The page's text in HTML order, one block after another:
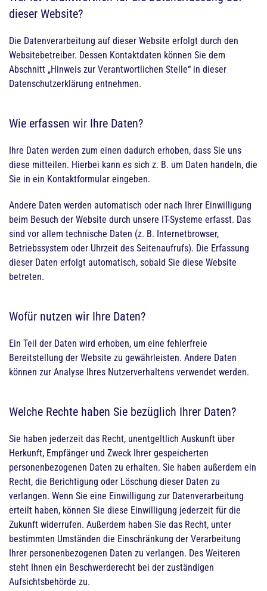
dieser Website?
Die Datenverarbeitung auf dieser Website erfolgt durch den
Websitebetreiber. Dessen Kontaktdaten können Sie dem
Abschnitt „Hinweis zur Verantwortlichen Stelle“ in dieser
Datenschutzerklärung entnehmen.
Wie erfassen wir Ihre Daten?
Ihre Daten werden zum einen dadurch erhoben, dass Sie uns
diese mitteilen. Hierbei kann es sich z. B. um Daten handeln, die
Sie in ein Kontaktformular eingeben.
Andere Daten werden automatisch oder nach Ihrer Einwilligung
beim Besuch der Website durch unsere IT-Systeme erfasst. Das
sind vor allem technische Daten (z. B. Internetbrowser,
Betriebssystem oder Uhrzeit des Seitenaufrufs). Die Erfassung
dieser Daten erfolgt automatisch, sobald Sie diese Website
betreten.
Wofür nutzen wir Ihre Daten?
Ein Teil der Daten wird erhoben, um eine fehlerfreie
Bereitstellung der Website zu gewährleisten. Andere Daten
können zur Analyse Ihres Nutzerverhaltens verwendet werden.
Welche Rechte haben Sie bezüglich Ihrer Daten?
Sie haben jederzeit das Recht, unentgeltlich Auskunft über
Herkunft, Empfänger und Zweck Ihrer gespeicherten
personenbezogenen Daten zu erhalten. Sie haben außerdem ein
Recht, die Berichtigung oder Löschung dieser Daten zu
verlangen. Wenn Sie eine Einwilligung zur Datenverarbeitung
erteilt haben, können Sie diese Einwilligung jederzeit für die
Zukunft widerrufen. Außerdem haben Sie das Recht, unter
bestimmten Umständen die Einschränkung der Verarbeitung
Ihrer personenbezogenen Daten zu verlangen. Des Weiteren
steht Ihnen ein Beschwerderecht bei der zuständigen
Aufsichtsbehörde zu.